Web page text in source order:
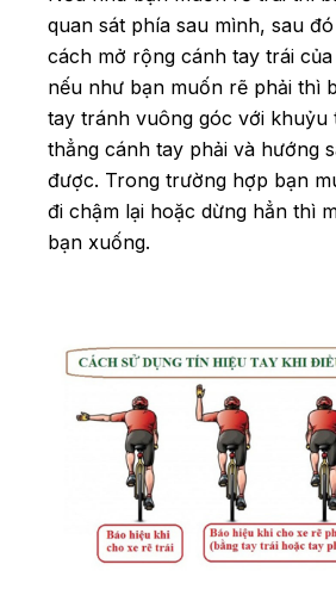
quan sát phía sau mình, sau
cách mở rộng cánh tay trái
nếu như bạn muốn rẽ phải thì
tay tránh vuông góc với khuỷu
thẳng cánh tay phải và hướng
được. Trong trường hợp bạn
đi chậm lại hoặc dừng hẳn thì
bạn xuống.